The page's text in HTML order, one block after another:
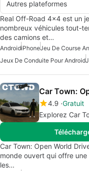
Autres plateformes
Real Off-Road 4x4 est un
nombreux véhicules tout-
des camions et…
AndroidiPhoneJeu De Course
Jeux De Conduite Pour Android
Car Town:
4.9 Gratuit
Explorez Car
Car Town: Open World
monde ouvert qui offre
les…